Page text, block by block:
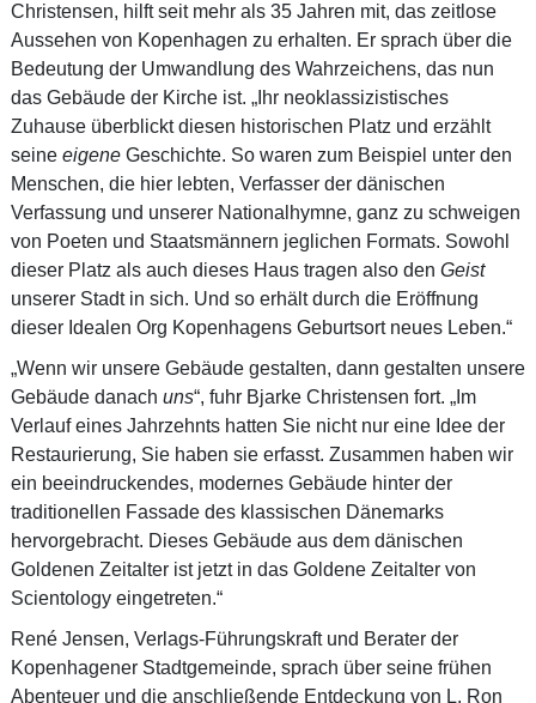
Christensen, hilft seit mehr als 35 Jahren mit, das zeitlose
Aussehen von Kopenhagen zu erhalten. Er sprach über die
Bedeutung der Umwandlung des Wahrzeichens, das nun
das Gebäude der Kirche ist. „Ihr neoklassizistisches
Zuhause überblickt diesen historischen Platz und erzählt
seine eigene Geschichte. So waren zum Beispiel unter den
Menschen, die hier lebten, Verfasser der dänischen
Verfassung und unserer Nationalhymne, ganz zu schweigen
von Poeten und Staatsmännern jeglichen Formats. Sowohl
dieser Platz als auch dieses Haus tragen also den Geist
unserer Stadt in sich. Und so erhält durch die Eröffnung
dieser Idealen Org Kopenhagens Geburtsort neues Leben.“
„Wenn wir unsere Gebäude gestalten, dann gestalten unsere
Gebäude danach uns“, fuhr Bjarke Christensen fort. „Im
Verlauf eines Jahrzehnts hatten Sie nicht nur eine Idee der
Restaurierung, Sie haben sie erfasst. Zusammen haben wir
ein beeindruckendes, modernes Gebäude hinter der
traditionellen Fassade des klassischen Dänemarks
hervorgebracht. Dieses Gebäude aus dem dänischen
Goldenen Zeitalter ist jetzt in das Goldene Zeitalter von
Scientology eingetreten.“
René Jensen, Verlags-Führungskraft und Berater der
Kopenhagener Stadtgemeinde, sprach über seine frühen
Abenteuer und die anschließende Entdeckung von L. Ron